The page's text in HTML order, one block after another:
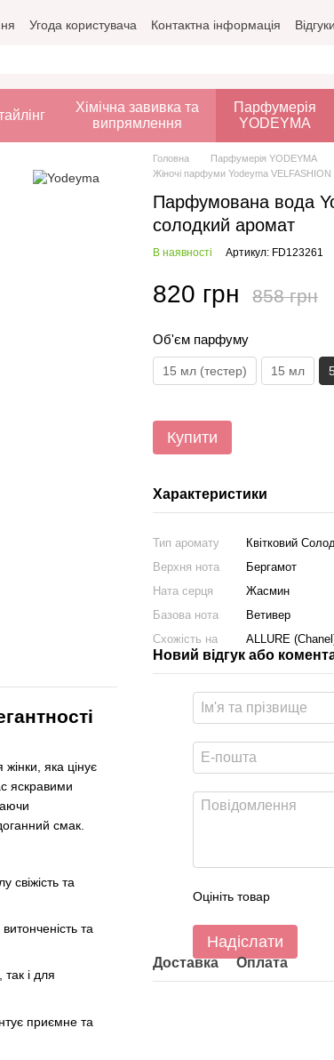
Угода користувача Контактна інформація
Хімічна завивка та
випрямлення
Парфумерія
YODEYMA
яка цінує
яскравими
смак.
свіжість та
та
і для
приємне та
Головна Парфумерія YODEYMA
Жіночі парфуми Yodeyma
Парфумована вода
солодкий аромат
В наявності Артикул: FD123261
820 грн 858 грн
Об'єм парфуму
15 мл (тестер) 15 мл
Купити
Характеристики
Тип аромату
Квітковий
Верхня нота
Бергамот
Ната серця
Жасмин
Базова нота
Ветивер
Схожість на
ALLURE
Новий відгук або
Оцініть товар
Надіслати
Доставка Оплата